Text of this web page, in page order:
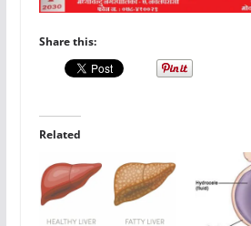
Share this:
Related